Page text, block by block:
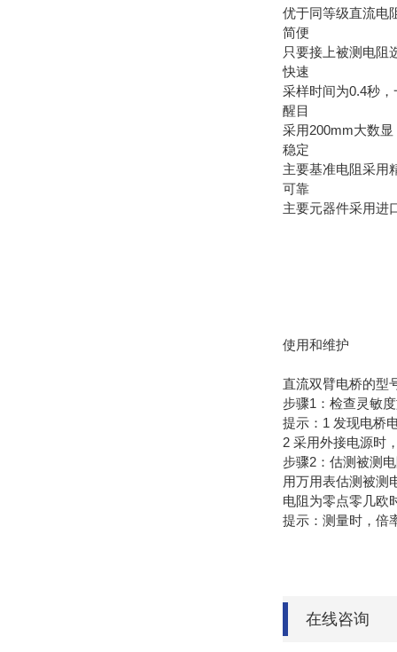
优于同等级直流电
简便
只要接上被测电阻
快速
采样时间为0.4秒
醒目
采用200mm大数
稳定
主要基准电阻采用
可靠
主要元器件采用进
使用和维护
直流双臂电桥的型
步骤1：检查灵敏
提示：1 发现电桥
2 采用外接电源时
步骤2：估测被测
用万用表估测被测
电阻为零点零几欧
提示：测量时，倍
在线咨询